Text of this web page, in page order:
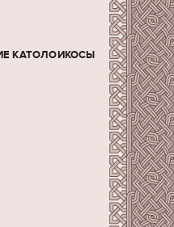
КАТОЛОИКОСЫ